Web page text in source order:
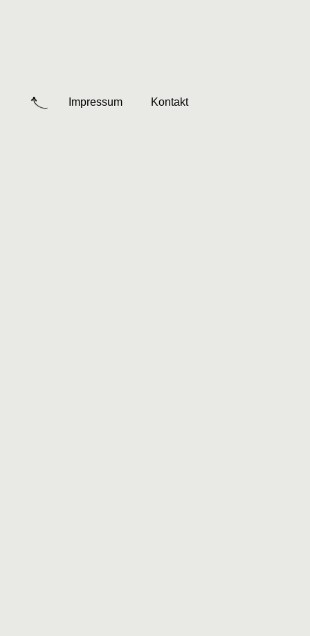
Impressum Kontakt